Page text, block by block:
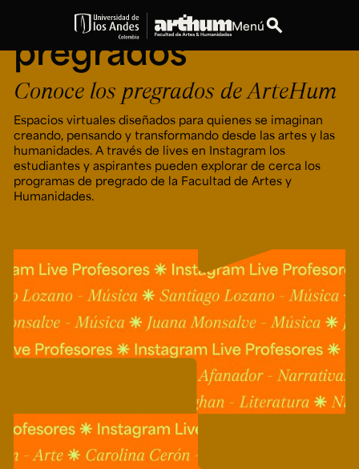
Menúsearch
Educación
Personas expand_more
Espacios expand_more
Dirección
Calle 19A #1 - 37
Este. Bloque K.
Teléfono
[+57] (601) 339 4949
Arte e
del Arte
Ext. 2626
Literatura y
Ext. 2501
Música
2504
Educación
Continua
Ext. 4795
ArteHum — Live
pregrados
Conoce los pregrados de ArteHum
Espacios virtuales diseñados para quienes se imaginan
creando, pensando y transformando desde las artes y las
humanidades. A través de lives en Instagram los
estudiantes y aspirantes pueden explorar de cerca los
programas de pregrado de la Facultad de Artes y
Humanidades.